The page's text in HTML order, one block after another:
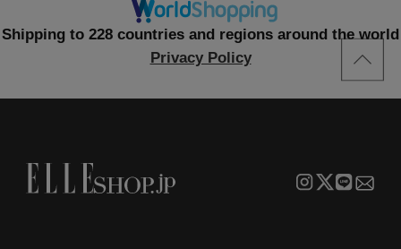
Shipping to 228 countries and regions around the world
Privacy Policy